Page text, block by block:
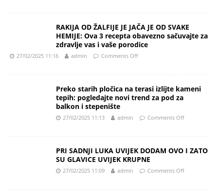
RAKIJA OD ŽALFIJE JE JAČA JE OD SVAKE
HEMIJE: Ova 3 recepta obavezno sačuvajte za
zdravlje vas i vaše porodice
27/02/2025 11:16 admin Comments Off
Preko starih pločica na terasi izlijte kameni
tepih: pogledajte novi trend za pod za
balkon i stepenište
27/02/2025 11:13 admin Comments Off
PRI SADNJI LUKA UVIJEK DODAM OVO I ZATO
SU GLAVICE UVIJEK KRUPNE
27/02/2025 11:09 admin Comments Off